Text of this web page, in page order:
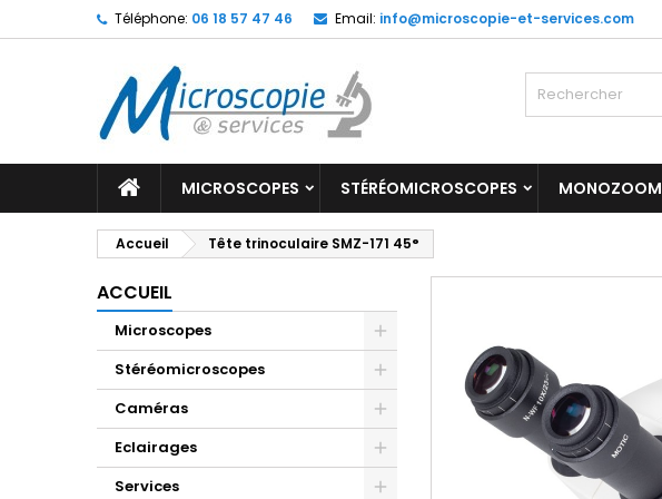
Téléphone: 06 18 57 47 46 Email: info@microscopie-et-services.com
MICROSCOPES STÉRÉOMICROSCOPES MONOZOOM
Accueil Tête trinoculaire SMZ-171 45°
ACCUEIL
Microscopes
Stéréomicroscopes
Caméras
Eclairages
Services